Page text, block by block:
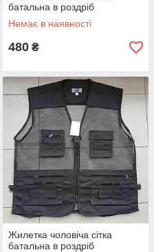
батальна в роздріб
Немає в наявності
480 ₴
Жилетка чоловіча сітка
батальна в роздріб